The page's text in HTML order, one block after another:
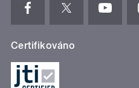
Certifikováno